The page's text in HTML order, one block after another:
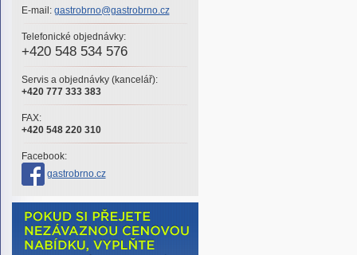
E-mail: gastrobrno@gastrobrno.cz
Telefonické objednávky:
+420 548 534 576
Servis a objednávky (kancelář):
+420 777 333 383
FAX:
+420 548 220 310
Facebook:
gastrobrno.cz